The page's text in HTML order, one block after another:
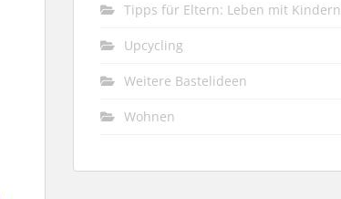
Tipps für Eltern: Leben mit Kindern
Upcycling
Weitere Bastelideen
Wohnen